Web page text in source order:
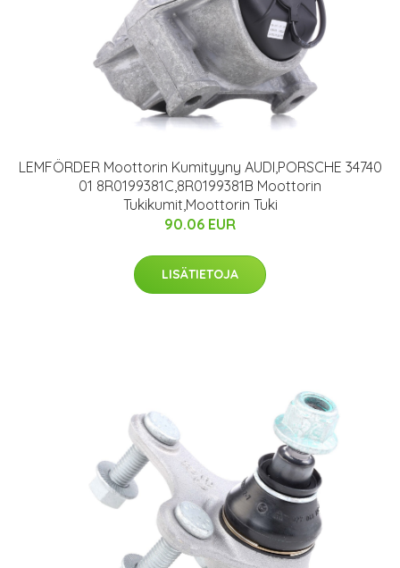
LEMFÖRDER Moottorin Kumityyny AUDI,PORSCHE 34740
01 8R0199381C,8R0199381B Moottorin
Tukikumit,Moottorin Tuki
90.06 EUR
LISÄTIETOJA